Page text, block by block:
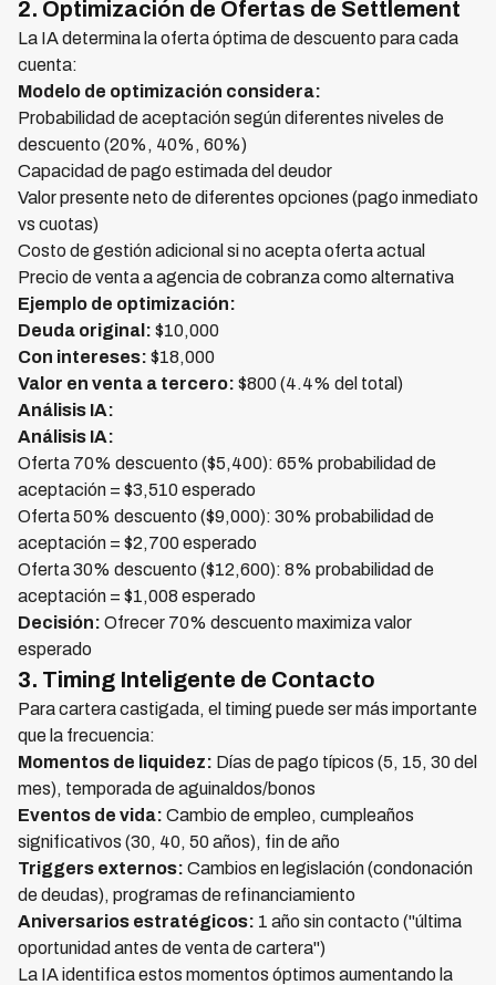
2. Optimización de Ofertas de Settlement
La IA determina la oferta óptima de descuento para cada
cuenta:
Modelo de optimización considera:
Probabilidad de aceptación según diferentes niveles de
descuento (20%, 40%, 60%)
Capacidad de pago estimada del deudor
Valor presente neto de diferentes opciones (pago inmediato
vs cuotas)
Costo de gestión adicional si no acepta oferta actual
Precio de venta a agencia de cobranza como alternativa
Ejemplo de optimización:
Deuda original: $10,000
Con intereses: $18,000
Valor en venta a tercero: $800 (4.4% del total)
Análisis IA:
Análisis IA:
Oferta 70% descuento ($5,400): 65% probabilidad de
aceptación = $3,510 esperado
Oferta 50% descuento ($9,000): 30% probabilidad de
aceptación = $2,700 esperado
Oferta 30% descuento ($12,600): 8% probabilidad de
aceptación = $1,008 esperado
Decisión: Ofrecer 70% descuento maximiza valor
esperado
3. Timing Inteligente de Contacto
Para cartera castigada, el timing puede ser más importante
que la frecuencia:
Momentos de liquidez: Días de pago típicos (5, 15, 30 del
mes), temporada de aguinaldos/bonos
Eventos de vida: Cambio de empleo, cumpleaños
significativos (30, 40, 50 años), fin de año
Triggers externos: Cambios en legislación (condonación
de deudas), programas de refinanciamiento
Aniversarios estratégicos: 1 año sin contacto ("última
oportunidad antes de venta de cartera")
La IA identifica estos momentos óptimos aumentando la